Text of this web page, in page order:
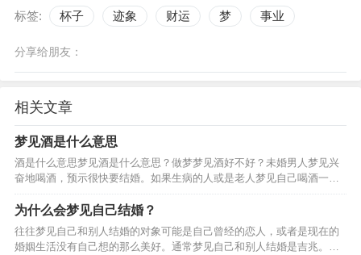
标签:
杯子 迹象 财运 梦 事业
分享给朋友：
相关文章
梦见酒是什么意思
酒是什么意思梦见酒是什么意思？做梦梦见酒好不好？未婚男人梦见兴
奋地喝酒，预示很快要结婚。如果生病的人或是老人梦见自己喝酒一饮
而尽，还暗示可能会遇到危险。妻子梦见给丈夫倒酒，暗示要生孩子。
男人梦见给妻子或情人一杯酒，夫妻或情人会恩爱如初。女人…
为什么会梦见自己结婚？
往往梦见自己和别人结婚的对象可能是自己曾经的恋人，或者是现在的
婚姻生活没有自己想的那么美好。通常梦见自己和别人结婚是吉兆。